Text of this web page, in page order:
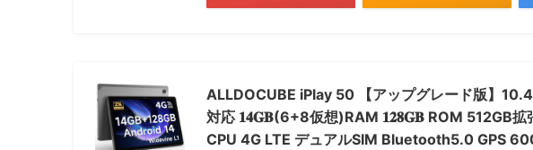
ALLDOCUBE iPlay 50 【アップグレード版】
対応 𝟏𝟒𝐆𝐁(6+8仮想)RAM 𝟏𝟐𝟖𝐆𝐁 ROM 512GB
CPU 4G LTE デュアルSIM Bluetooth5.0 GPS